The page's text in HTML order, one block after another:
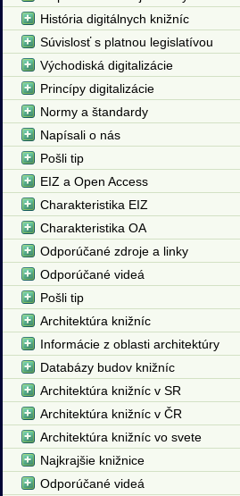
História digitálnych knižníc
Súvislosť s platnou legislatívou
Východiská digitalizácie
Princípy digitalizácie
Normy a štandardy
Napísali o nás
Pošli tip
EIZ a Open Access
Charakteristika EIZ
Charakteristika OA
Odporúčané zdroje a linky
Odporúčané videá
Pošli tip
Architektúra knižníc
Informácie z oblasti architektúry
Databázy budov knižníc
Architektúra knižníc v SR
Architektúra knižníc v ČR
Architektúra knižníc vo svete
Najkrajšie knižnice
Odporúčané videá